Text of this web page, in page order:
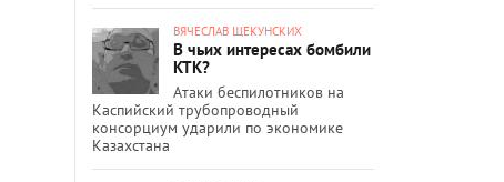
ВЯЧЕСЛАВ ЩЕКУНСКИХ
В чьих интересах бомбили
КТК?
Атаки беспилотников на
Каспийский трубопроводный
консорциум ударили по экономике
Казахстана